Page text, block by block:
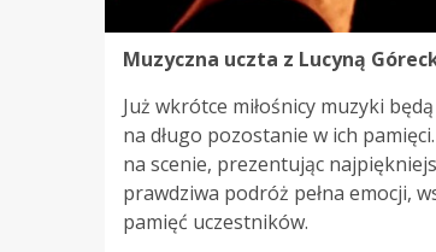
Muzyczna uczta z Lucyną
Już wkrótce miłośnicy muzyki
na długo pozostanie w ich
na scenie, prezentując
prawdziwa podróż pełna emocji,
pamięć uczestników.